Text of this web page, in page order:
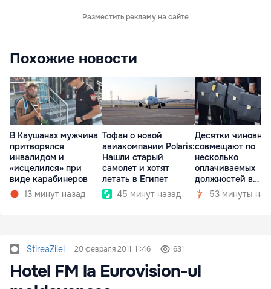
Разместить рекламу на сайте
Похожие новости
В Каушанах мужчина
притворялся
инвалидом и
«исцелился» при
виде карабинеров
13 минут назад
Тофан о новой
авиакомпании Polaris:
Нашли старый
самолет и хотят
летать в Египет
45 минут назад
Десятки
совмещают по
несколько
оплачиваемых
должностей в
госкомпаниях
53 минуты
StireaZilei 20 февраля 2011, 11:46 631
Hotel FM la Eurovision-ul